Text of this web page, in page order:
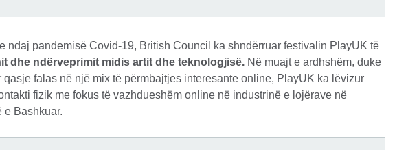
ndaj pandemisë Covid-19, British Council ka shndërruar festivalin PlayUK të
dhe ndërveprimit midis artit dhe teknologjisë. Në muajt e ardhshëm, duke
qasje falas në një mix të përmbajtjes interesante online, PlayUK ka lëvizur
fizik me fokus të vazhdueshëm online në industrinë e lojërave në
e Bashkuar.